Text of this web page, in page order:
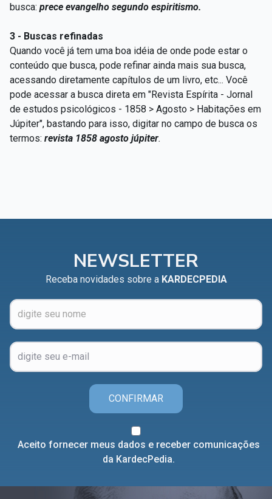
busca: prece evangelho segundo espiritismo.
3 - Buscas refinadas
Quando você já tem uma boa idéia de onde pode estar o
conteúdo que busca, pode refinar ainda mais sua busca,
acessando diretamente capítulos de um livro, etc... Você
pode acessar a busca direta em "Revista Espírita - Jornal
de estudos psicológicos - 1858 > Agosto > Habitações em
Júpiter", bastando para isso, digitar no campo de busca os
termos: revista 1858 agosto júpiter.
NEWSLETTER
Receba novidades sobre a KARDECPEDIA
CONFIRMAR
Aceito fornecer meus dados e receber comunicações
da KardecPedia.